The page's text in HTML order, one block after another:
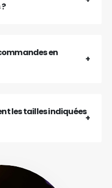
en
les tailles indiquées